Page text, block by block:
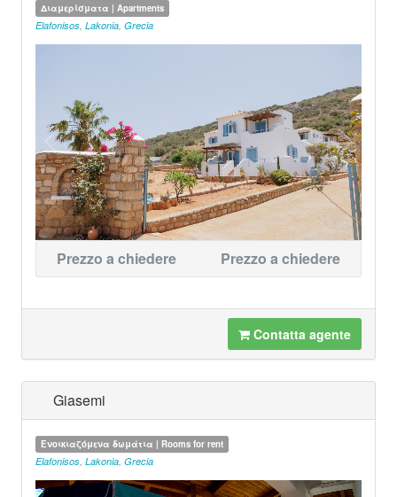
Διαμερίσματα | Apartments
Elafonisos Lakonia Grecia
Prezzo a chiedere Prezzo a chiedere
Contatta agente
Giasemi
Ενοικιαζόμενα δωμάτια | Rooms for rent
Elafonisos Lakonia Grecia